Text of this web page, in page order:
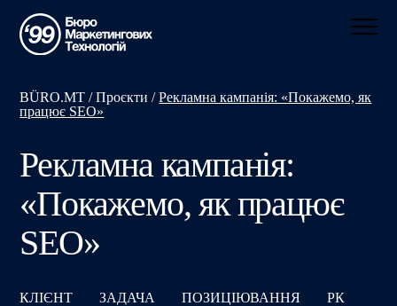
BÜRO.MT /Проєкти /Рекламна кампанія: «Покажемо, як
працює SEO»
Рекламна кампанія:
«Покажемо, як працює
SEO»
КЛІЄНТ ЗАДАЧА ПОЗИЦІЮВАННЯ РК